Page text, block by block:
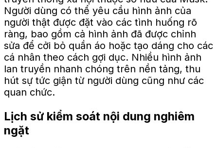
Người dùng có thể yêu cầu hình ảnh của
người thật được đặt vào các tình huống rõ
ràng, bao gồm cả hình ảnh đã được chỉnh
sửa để cởi bỏ quần áo hoặc tạo dáng cho các
cá nhân theo cách gợi dục. Nhiều hình ảnh
lan truyền nhanh chóng trên nền tảng, thu
hút sự tức giận từ người dùng cũng như các
quan chức.
Lịch sử kiểm soát nội dung nghiêm
ngặt